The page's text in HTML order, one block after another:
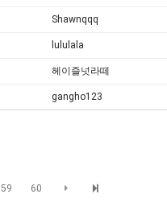
Shawnqqq
lululala
헤이즐넛라떼
gangho123
59 60